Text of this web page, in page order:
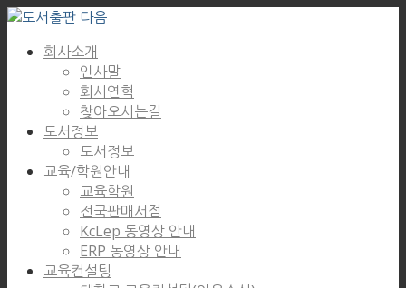
회사소개
인사말
회사연혁
찾아오시는길
도서정보
도서정보
교육/학원안내
교육학원
전국판매서점
KcLep 동영상 안내
ERP 동영상 안내
교육컨설팅